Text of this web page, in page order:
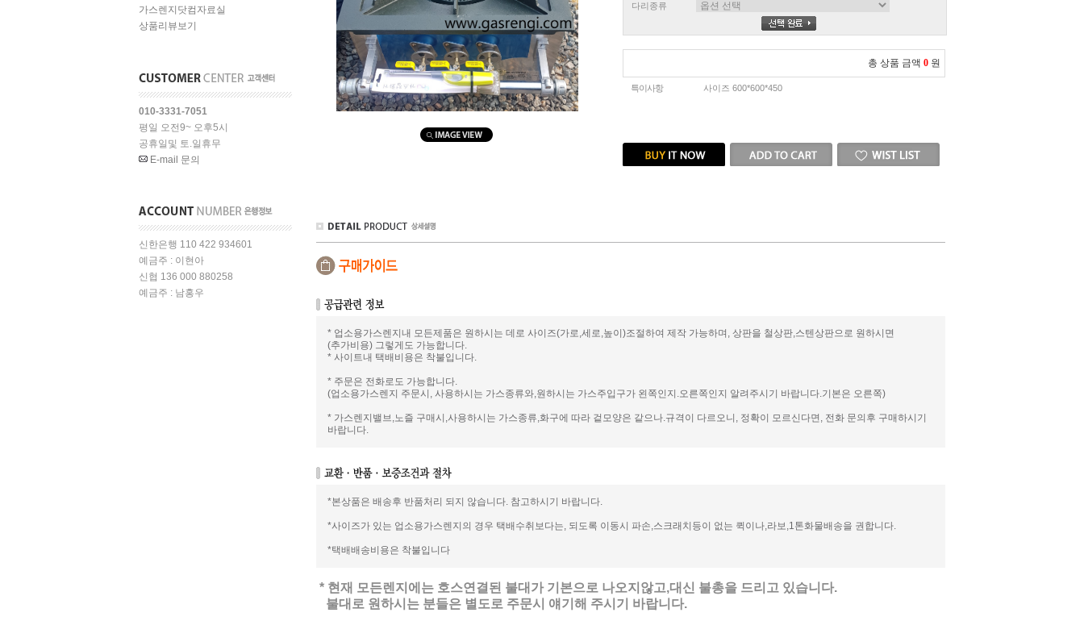
가스렌지닷컴자료실
상품리뷰보기
010-3331-7051
평일 오전9~ 오후5시
공휴일및 토.일휴무
E-mail 문의
신한은행 110 422 934601
예금주 : 이현아
신협 136 000 880258
예금주 : 남홍우
다리종류
총 상품 금액 0 원
특이사항 사이즈 600*600*450
* 업소용가스렌지내 모든제품은 원하시는 데로 사이즈(가로,세로,높이)조절하여 제작 가능하며, 상판을 철상판,스텐상판으로 원하시면
(추가비용) 그렇게도 가능합니다.
* 사이트내 택배비용은 착불입니다.
* 주문은 전화로도 가능합니다.
(업소용가스렌지 주문시, 사용하시는 가스종류와,원하시는 가스주입구가 왼쪽인지.오른쪽인지 알려주시기 바랍니다.기본은 오른쪽)
* 가스렌지밸브,노즐 구매시,사용하시는 가스종류,화구에 따라 겉모양은 같으나.규격이 다르오니, 정확이 모르신다면, 전화 문의후 구매하시기
바랍니다.
*본상품은 배송후 반품처리 되지 않습니다. 참고하시기 바랍니다.
*사이즈가 있는 업소용가스렌지의 경우 택배수취보다는, 되도록 이동시 파손,스크래치등이 없는 퀵이나,라보,1톤화물배송을 권합니다.
*택배배송비용은 착불입니다
* 현재 모든렌지에는 호스연결된 불대가 기본으로 나오지않고,대신 불총을 드리고 있습니다.
불대로 원하시는 분들은 별도로 주문시 얘기해 주시기 바랍니다.